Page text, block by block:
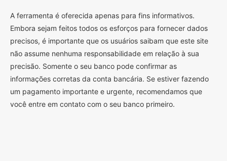
A ferramenta é oferecida apenas para fins informativos.
Embora sejam feitos todos os esforços para fornecer dados
precisos, é importante que os usuários saibam que este site
não assume nenhuma responsabilidade em relação à sua
precisão. Somente o seu banco pode confirmar as
informações corretas da conta bancária. Se estiver fazendo
um pagamento importante e urgente, recomendamos que
você entre em contato com o seu banco primeiro.